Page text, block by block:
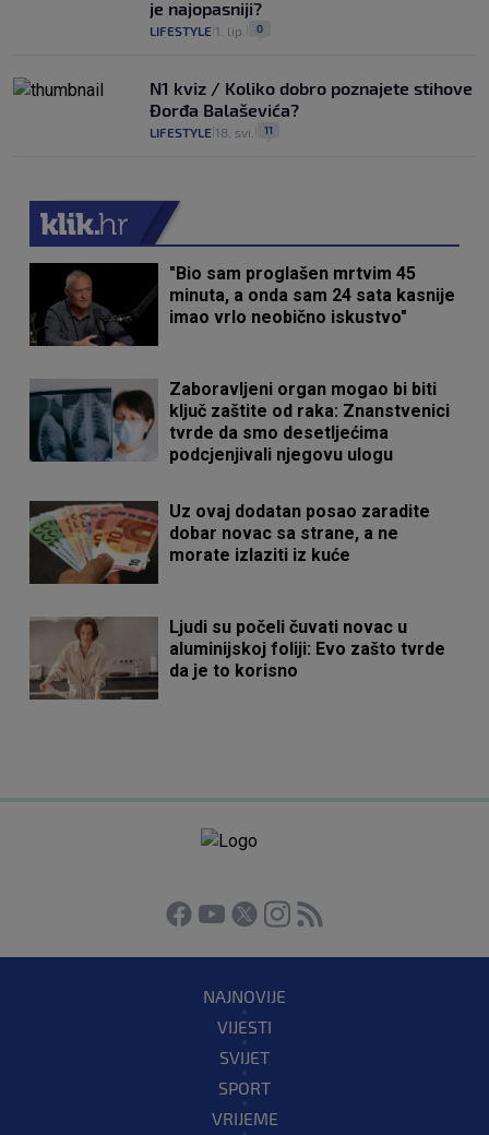
je najopasniji?
LIFESTYLE 1. lip. 0
N1 kviz / Koliko dobro poznajete stihove
Đorđa Balaševića?
LIFESTYLE 18. svi. 11
"Bio sam proglašen mrtvim 45
minuta, a onda sam 24 sata kasnije
imao vrlo neobično iskustvo"
Zaboravljeni organ mogao bi biti
ključ zaštite od raka: Znanstvenici
tvrde da smo desetljećima
podcjenjivali njegovu ulogu
Uz ovaj dodatan posao zaradite
dobar novac sa strane, a ne
morate izlaziti iz kuće
Ljudi su počeli čuvati novac u
aluminijskoj foliji: Evo zašto tvrde
da je to korisno
NAJNOVIJE
VIJESTI
SVIJET
SPORT
VRIJEME